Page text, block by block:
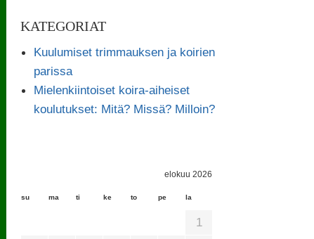
KATEGORIAT
Kuulumiset trimmauksen ja koirien
parissa
Mielenkiintoiset koira-aiheiset
koulutukset: Mitä? Missä? Milloin?
elokuu 2026
su ma ti ke to pe la
1